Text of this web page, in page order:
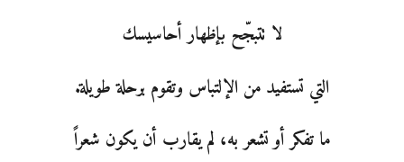
لا تتبجّح بإظهار أحاسيسك
التي تستفيد من الإلتباس وتقوم برحلة طويلة.
ما تفكر أو تشعر به، لم يقارب أن يكون شعراً